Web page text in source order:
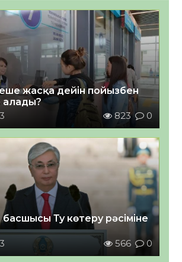
жасқа дейін пойызбен
алады?
823 0
Ту көтеру рәсіміне
566 0